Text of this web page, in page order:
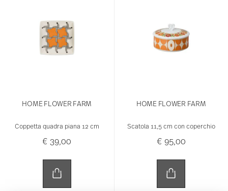
HOME FLOWER FARM
Coppetta quadra piana 12 cm
€ 39,00
HOME FLOWER FARM
Scatola 11,5 cm con coperchio
€ 95,00